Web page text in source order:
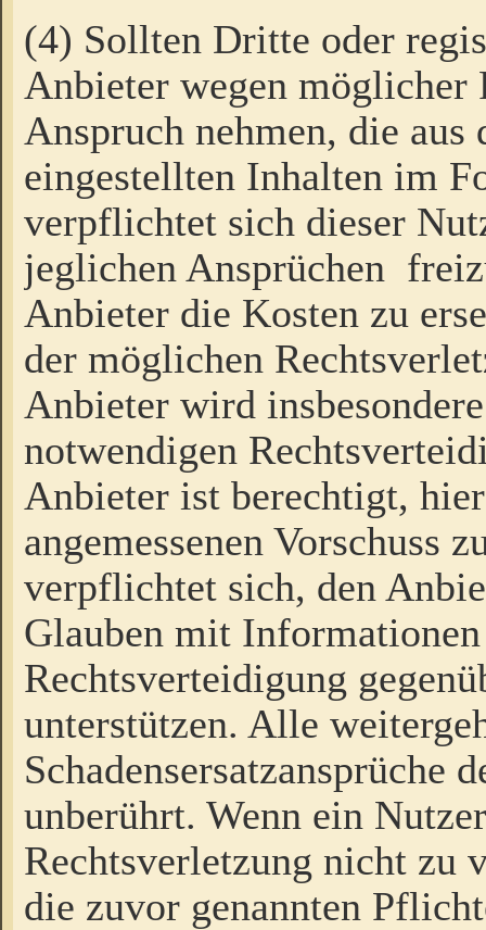
(4) Sollten Dritte oder
Anbieter wegen möglicher
Anspruch nehmen, die
eingestellten Inhalten im
verpflichtet sich dieser
jeglichen Ansprüchen
Anbieter die Kosten zu
der möglichen
Anbieter wird
notwendigen
Anbieter ist berechtigt,
angemessenen Vorschuss
verpflichtet sich, den
Glauben mit
Rechtsverteidigung
unterstützen. Alle
Schadensersatzansprüche
unberührt. Wenn ein
Rechtsverletzung nicht zu
die zuvor genannten